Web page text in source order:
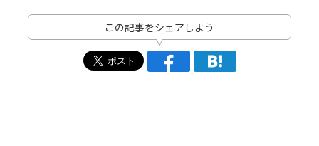
この記事をシェアしよう